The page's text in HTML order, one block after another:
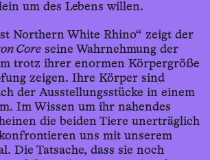
um des Lebens willen.
Northern White Rhino“ zeigt der
Core seine Wahrnehmung der
trotz ihrer enormen Körpergröße
zeigen. Ihre Körper sind
der Ausstellungsstücke in einem
Im Wissen um ihr nahendes
die beiden Tiere unerträglich
uns mit unserem
Die Tatsache, dass sie noch